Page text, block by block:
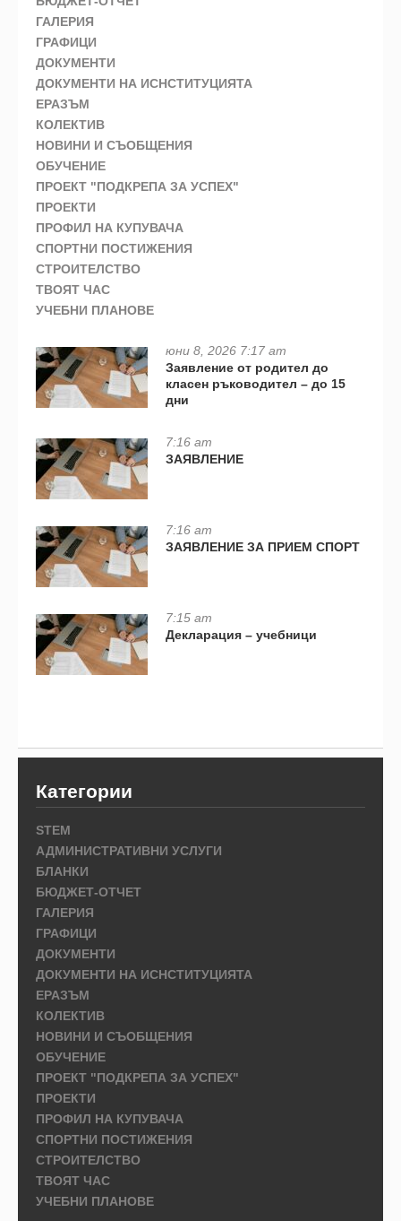
ГАЛЕРИЯ
ГРАФИЦИ
ДОКУМЕНТИ
ДОКУМЕНТИ НА ИСНСТИТУЦИЯТА
ЕРАЗЪМ
КОЛЕКТИВ
НОВИНИ И СЪОБЩЕНИЯ
ОБУЧЕНИЕ
ПРОЕКТ "ПОДКРЕПА ЗА УСПЕХ"
ПРОЕКТИ
ПРОФИЛ НА КУПУВАЧА
СПОРТНИ ПОСТИЖЕНИЯ
СТРОИТЕЛСТВО
ТВОЯТ ЧАС
УЧЕБНИ ПЛАНОВЕ
юни 8, 2026 7:17 am
Заявление от родител до
класен ръководител – до 15
дни
7:16 am
ЗАЯВЛЕНИЕ
7:16 am
ЗАЯВЛЕНИЕ ЗА ПРИЕМ СПОРТ
7:15 am
Декларация – учебници
Категории
STEM
АДМИНИСТРАТИВНИ УСЛУГИ
БЛАНКИ
БЮДЖЕТ-ОТЧЕТ
ГАЛЕРИЯ
ГРАФИЦИ
ДОКУМЕНТИ
ДОКУМЕНТИ НА ИСНСТИТУЦИЯТА
ЕРАЗЪМ
КОЛЕКТИВ
НОВИНИ И СЪОБЩЕНИЯ
ОБУЧЕНИЕ
ПРОЕКТ "ПОДКРЕПА ЗА УСПЕХ"
ПРОЕКТИ
ПРОФИЛ НА КУПУВАЧА
СПОРТНИ ПОСТИЖЕНИЯ
СТРОИТЕЛСТВО
ТВОЯТ ЧАС
УЧЕБНИ ПЛАНОВЕ